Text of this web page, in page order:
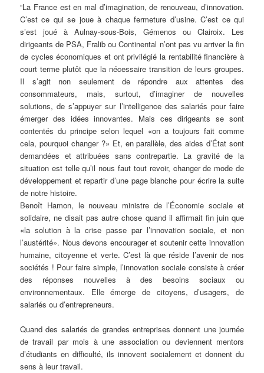
“La France est en mal d’imagination, de renouveau, d’innovation.
C’est ce qui se joue à chaque fermeture d’usine. C’est ce qui
s’est joué à Aulnay-sous-Bois, Gémenos ou Clairoix. Les
dirigeants de PSA, Fralib ou Continental n’ont pas vu arriver la fin
de cycles économiques et ont privilégié la rentabilité financière à
court terme plutôt que la nécessaire transition de leurs groupes.
Il s’agit non seulement de répondre aux attentes des
consommateurs, mais, surtout, d’imaginer de nouvelles
solutions, de s’appuyer sur l’intelligence des salariés pour faire
émerger des idées innovantes. Mais ces dirigeants se sont
contentés du principe selon lequel «on a toujours fait comme
cela, pourquoi changer ?» Et, en parallèle, des aides d’État sont
demandées et attribuées sans contrepartie. La gravité de la
situation est telle qu’il nous faut tout revoir, changer de mode de
développement et repartir d’une page blanche pour écrire la suite
de notre histoire.
Benoît Hamon, le nouveau ministre de l’Économie sociale et
solidaire, ne disait pas autre chose quand il affirmait fin juin que
«la solution à la crise passe par l’innovation sociale, et non
l’austérité». Nous devons encourager et soutenir cette innovation
humaine, citoyenne et verte. C’est là que réside l’avenir de nos
sociétés ! Pour faire simple, l’innovation sociale consiste à créer
des réponses nouvelles à des besoins sociaux ou
environnementaux. Elle émerge de citoyens, d’usagers, de
salariés ou d’entrepreneurs.
Quand des salariés de grandes entreprises donnent une journée
de travail par mois à une association ou deviennent mentors
d’étudiants en difficulté, ils innovent socialement et donnent du
sens à leur travail.